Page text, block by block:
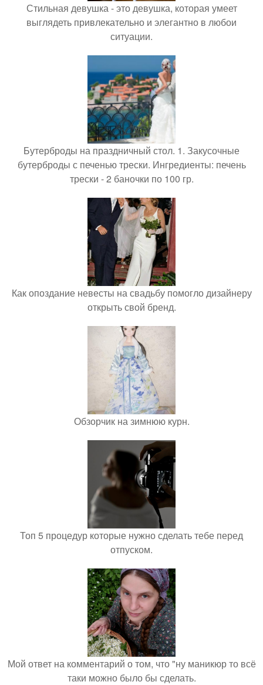
Стильная девушка - это девушка, которая умеет
выглядеть привлекательно и элегантно в любои
ситуации.
Бутерброды на праздничный стол. 1. Закусочные
бутерброды с печенью трески. Ингредиенты: печень
трески - 2 баночки по 100 гр.
Как опоздание невесты на свадьбу помогло дизайнеру
открыть свой бренд.
Обзорчик на зимнюю курн.
Топ 5 процедур которые нужно сделать тебе перед
отпуском.
Мой ответ на комментарий о том, что "ну маникюр то всё
таки можно было бы сделать.